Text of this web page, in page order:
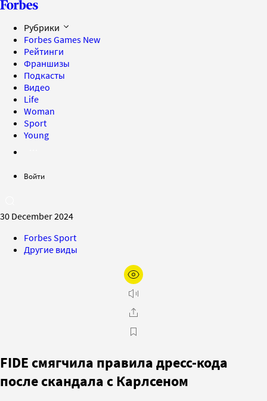
Рубрики
Forbes Games New
Рейтинги
Франшизы
Подкасты
Видео
Life
Woman
Sport
Young
Войти
30 December 2024
Forbes Sport
Другие виды
FIDE смягчила правила дресс-кода
после скандала с Карлсеном